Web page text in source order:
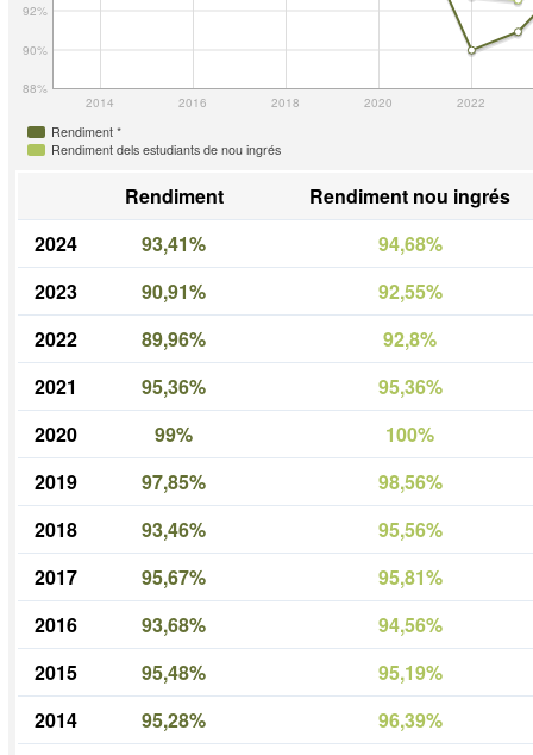
2014 2016 2018 2020 2022
88%
90%
92%
Rendiment *
Rendiment dels estudiants de nou ingrés
Rendiment
Rendiment nou ingrés
2024
93,41%
94,68%
2023
90,91%
92,55%
2022
89,96%
92,8%
2021
95,36%
95,36%
2020
99%
100%
2019
97,85%
98,56%
2018
93,46%
95,56%
2017
95,67%
95,81%
2016
93,68%
94,56%
2015
95,48%
95,19%
2014
95,28%
96,39%